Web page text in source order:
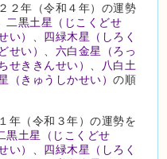
２年（令和４年）の運勢
二黒土星（じこくどせ
い）
四緑木星（しろく
せい）
六白金星（ろっ
せききんせい）
八白土
（きゅうしかせい）の順
年（令和３年）の運勢を
黒土星（じこくどせ
い）
四緑木星（しろく